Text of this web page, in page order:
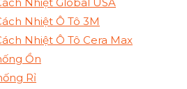
Nhiệt Ô Tô 3M
Nhiệt Ô Tô Cera Max
Ồn
Rỉ